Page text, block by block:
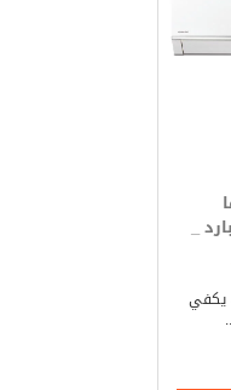
بارد _
تكييف شارب - Sharp يكفي